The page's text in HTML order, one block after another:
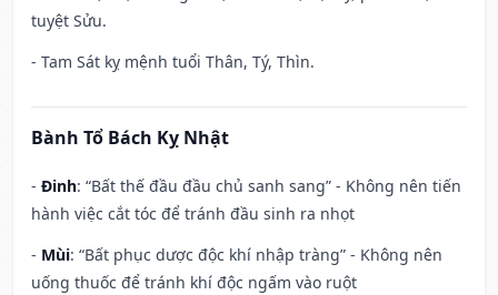
tuyệt Sửu.
- Tam Sát kỵ mệnh tuổi Thân, Tý, Thìn.
Bành Tổ Bách Kỵ Nhật
- Đinh: “Bất thế đầu đầu chủ sanh sang” - Không nên tiến
hành việc cắt tóc để tránh đầu sinh ra nhọt
- Mùi: “Bất phục dược độc khí nhập tràng” - Không nên
uống thuốc để tránh khí độc ngấm vào ruột